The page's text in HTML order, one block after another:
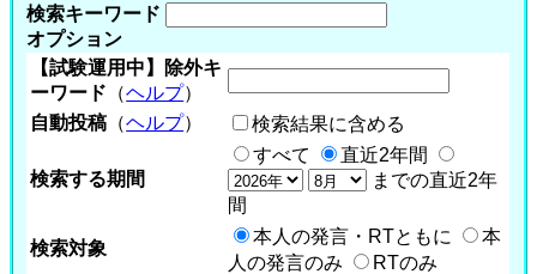
検索キーワード
オプション
【試験運用中】除外キ
ーワード （ヘルプ）
自動投稿 （ヘルプ） 検索結果に含める
検索する期間
すべて
直近2年間
までの直近2年
間
検索対象
本人の発言・RTともに
本
人の発言のみ
RTのみ